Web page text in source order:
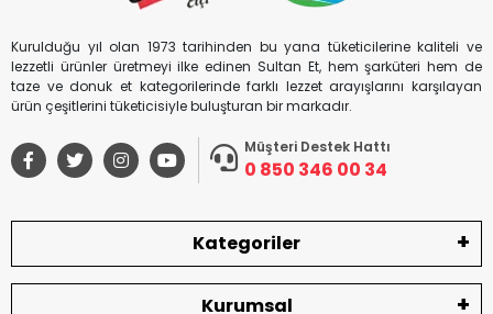
Kurulduğu yıl olan 1973 tarihinden bu yana tüketicilerine kaliteli ve
lezzetli ürünler üretmeyi ilke edinen Sultan Et, hem şarküteri hem de
taze ve donuk et kategorilerinde farklı lezzet arayışlarını karşılayan
ürün çeşitlerini tüketicisiyle buluşturan bir markadır.
Müşteri Destek Hattı
0 850 346 00 34
Kategoriler
Kurumsal